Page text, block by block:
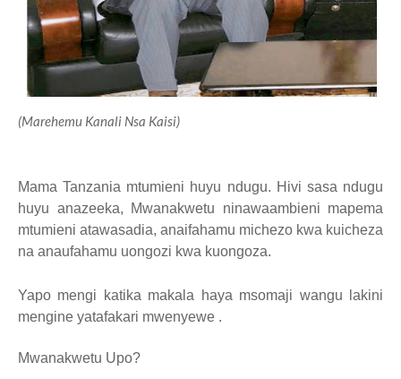
(Marehemu Kanali Nsa Kaisi)
Mama Tanzania mtumieni huyu ndugu. Hivi sasa ndugu
huyu anazeeka, Mwanakwetu ninawaambieni mapema
mtumieni atawasadia, anaifahamu michezo kwa kuicheza
na anaufahamu uongozi kwa kuongoza.
Yapo mengi katika makala haya msomaji wangu lakini
mengine yatafakari mwenyewe .
Mwanakwetu Upo?